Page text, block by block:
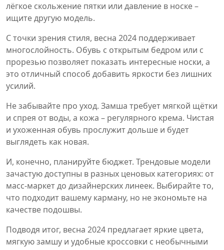
лёгкое скольжение пятки или давление в носке –
ищите другую модель.
С точки зрения стиля, весна 2024 поддерживает
многослойность. Обувь с открытым бедром или с
прорезью позволяет показать интересные носки, а
это отличный способ добавить яркости без лишних
усилий.
Не забывайте про уход. Замша требует мягкой щётки
и спрея от воды, а кожа – регулярного крема. Чистая
и ухоженная обувь прослужит дольше и будет
выглядеть как новая.
И, конечно, планируйте бюджет. Трендовые модели
зачастую доступны в разных ценовых категориях: от
масс‑маркет до дизайнерских линеек. Выбирайте то,
что подходит вашему карману, но не экономьте на
качестве подошвы.
Подводя итог, весна 2024 предлагает яркие цвета,
мягкую замшу и удобные кроссовки с необычными